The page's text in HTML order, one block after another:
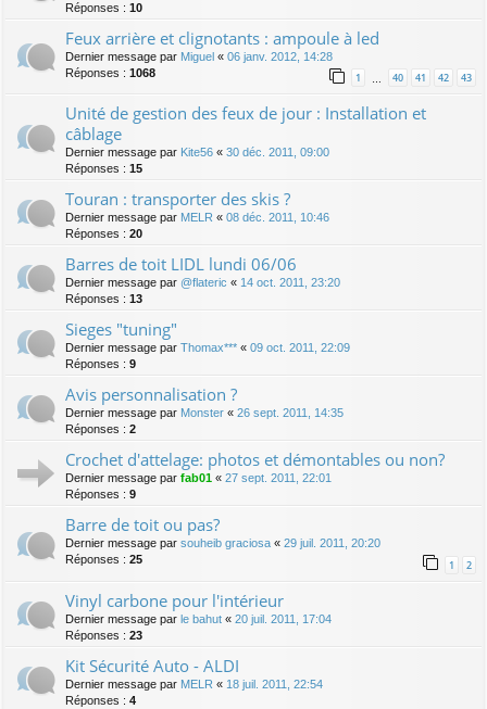
Réponses : 10
Feux arrière et clignotants : ampoule à led
Dernier message par Miguel « 06 janv. 2012, 14:28
Réponses : 1068 1 … 40 41 42 43
Unité de gestion des feux de jour : Installation et
câblage
Dernier message par Kite56 « 30 déc. 2011, 09:00
Réponses : 15
Touran : transporter des skis ?
Dernier message par MELR « 08 déc. 2011, 10:46
Réponses : 20
Barres de toit LIDL lundi 06/06
Dernier message par @flateric « 14 oct. 2011, 23:20
Réponses : 13
Sieges "tuning"
Dernier message par Thomax*** « 09 oct. 2011, 22:09
Réponses : 9
Avis personnalisation ?
Dernier message par Monster « 26 sept. 2011, 14:35
Réponses : 2
Crochet d'attelage: photos et démontables ou non?
Dernier message par fab01 « 27 sept. 2011, 22:01
Réponses : 9
Barre de toit ou pas?
Dernier message par souheib graciosa « 29 juil. 2011, 20:20
Réponses : 25 1 2
Vinyl carbone pour l'intérieur
Dernier message par le bahut « 20 juil. 2011, 17:04
Réponses : 23
Kit Sécurité Auto - ALDI
Dernier message par MELR « 18 juil. 2011, 22:54
Réponses : 4